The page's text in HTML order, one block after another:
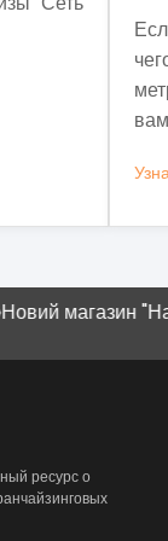
магазин "Наш
ресурс о